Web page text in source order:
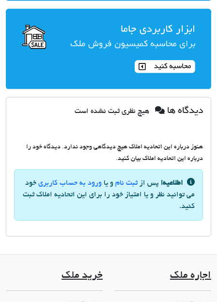
دیدگاه ها هیچ نظری ثبت نشده است
هنوز درباره این اتحادیه املاک هیچ دیدگاهی وجود ندارد. دیدگاه خود را
درباره این اتحادیه املاک بیان کنید.
اطلاعیه! پس ازثبت نام و یا ورود به حساب کاربری خود
می توانید نظر و یا امتیاز خود را برای این اتحادیه املاک ثبت
کنید.
اجاره ملک خرید ملک